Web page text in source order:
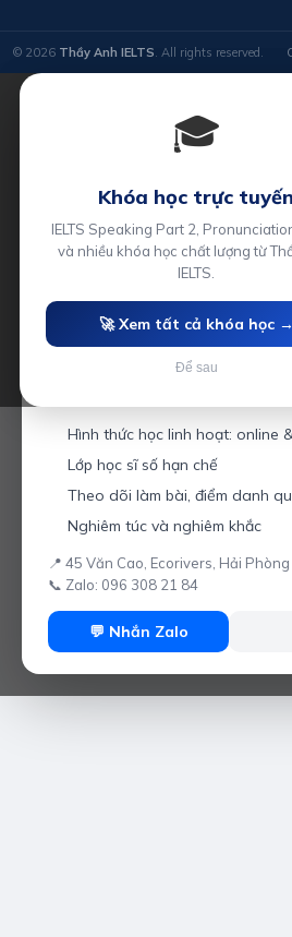
© 2026 Thầy Anh IELTS. All rights reserved.
Luyện thi IELTS cùng Thầy
Giáo viên hơn 10 năm kinh
Hình thức học linh hoạt: online
Lớp học sĩ số hạn chế
Theo dõi làm bài, điểm danh
Nghiêm túc và nghiêm khắc
📍 45 Văn Cao, Ecorivers, Hải Phòng
📞 Zalo: 096 308 21 84
💬 Nhắn Zalo
🎓
Khóa học trực tuyến
IELTS Speaking Part 2,
và nhiều khóa học chất lượng từ
IELTS.
🚀 Xem tất cả khóa học →
Để sau